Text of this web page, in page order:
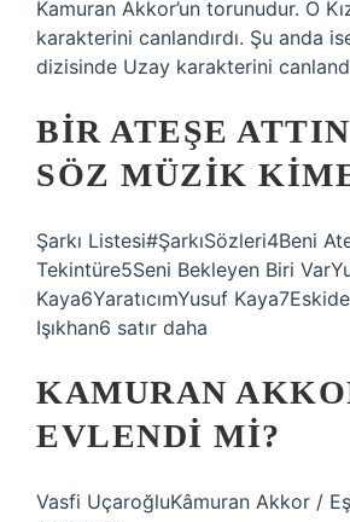
Kamuran Akkor’un torunudur. O
karakterini canlandırdı. Şu anda
dizisinde Uzay karakterini
BIR ATEŞE
SÖZ MÜZIK
Şarkı Listesi#ŞarkıSözleri4Beni
Tekintüre5Seni Bekleyen Biri
Kaya6YaratıcımYusuf
Işıkhan6 satır daha
KAMURAN
EVLENDI MI?
Vasfi UçaroğluKâmuran Akkor /